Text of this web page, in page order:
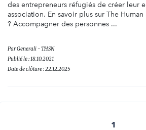
des entrepreneurs réfugiés de créer leur
association. En savoir plus sur The
? Accompagner des personnes ...
ParGenerali - THSN
Publié le : 18.10.2021
Date de clôture : 22.12.2025
1